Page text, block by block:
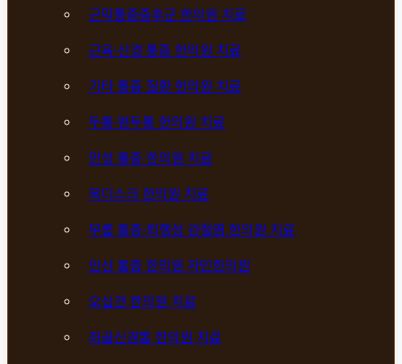
근막통증증후군 한의원 치료
근육·신경 통증 한의원 치료
기타 통증 질환 한의원 치료
두통·편두통 한의원 치료
만성 통증 한의원 치료
목디스크 한의원 치료
무릎 통증·퇴행성 관절염 한의원 치료
안산 통증 한의원 자민한의원
오십견 한의원 치료
좌골신경통 한의원 치료